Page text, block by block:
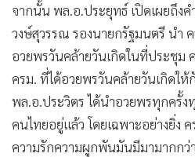
• Gotomanager
จากนั้น พล.อ.ประยุทธ์ เปิดเผยถึง
วงษ์สุวรรณ รองนายกรัฐมนตรี นำ
อวยพรวันคล้ายวันเกิดในที่ประชุม
ครม. ที่ได้อวยพรวันคล้ายวันเกิดใ
พล.อ.ประวิตร ได้นำอวยพรทุกครั้
คนไทยอยู่แล้ว โดยเฉพาะอย่างยิ่ง
ความรักความผูกพันมันมีมามากกว่